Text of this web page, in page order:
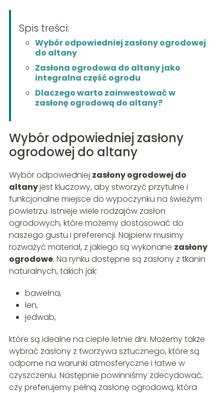
Spis treści:
Wybór odpowiedniej zasłony ogrodowej
do altany
Zasłona ogrodowa do altany jako
integralna część ogrodu
Dlaczego warto zainwestować w
zasłonę ogrodową do altany?
Wybór odpowiedniej zasłony
ogrodowej do altany
Wybór odpowiedniej zasłony ogrodowej do
altanyjest kluczowy, aby stworzyć przytulne i
funkcjonalne miejsce do wypoczynku na świeżym
powietrzu. Istnieje wiele rodzajów zasłon
ogrodowych, które możemy dostosować do
naszego gustu i preferencji. Najpierw musimy
rozważyć materiał, z jakiego są wykonane zasłony
ogrodowe. Na rynku dostępne są zasłony z tkanin
naturalnych, takich jak:
bawełna,
len,
jedwab,
które są idealne na ciepłe letnie dni. Możemy także
wybrać zasłony z tworzywa sztucznego, które są
odporne na warunki atmosferyczne i łatwe w
czyszczeniu. Następnie powinniśmy zdecydować,
czy preferujemy pełną zasłonę ogrodową, która